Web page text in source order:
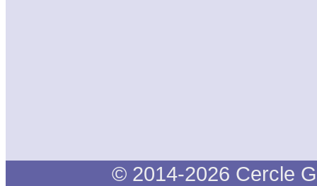
© 2014-2026 Cercle